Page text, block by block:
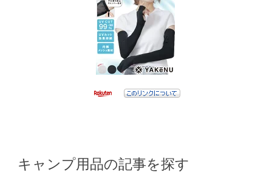
キャンプ用品の記事を探す